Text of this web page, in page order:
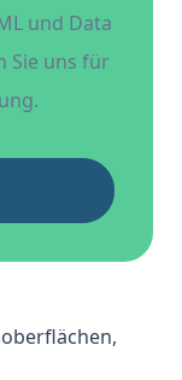
und Data
Sie uns für